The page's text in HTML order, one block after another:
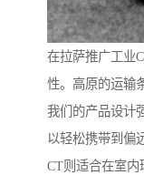
在拉萨推广工业
性。高原的运输
我们的产品设计
以轻松携带到偏
CT则适合在室